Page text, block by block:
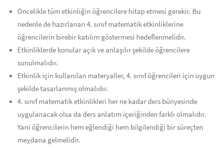
Öncelikle tüm etkinliğin öğrencilere hitap etmesi gerekir. Bu
nedenle de hazırlanan 4. sınıf matematik etkinliklerine
öğrencilerin birebir katılım göstermesi hedeflenmelidir.
Etkinliklerde konular açık ve anlaşılır şekilde öğrencilere
sunulmalıdır.
Etkinlik için kullanılan materyaller, 4. sınıf öğrencileri için uygun
şekilde tasarlanmış olmalıdır.
4. sınıf matematik etkinlikleri her ne kadar ders bünyesinde
uygulanacak olsa da ders anlatım içeriğinden farklı olmalıdır.
Yani öğrencilerin hem eğlendiği hem bilgilendiği bir süreçten
meydana gelmelidir.